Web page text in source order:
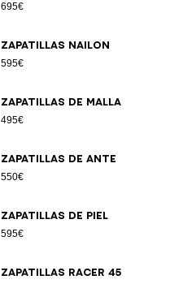
695€
Zapatillas nailon
595€
Zapatillas de malla
495€
Zapatillas de ante
550€
Zapatillas de piel
595€
Zapatillas Racer 45